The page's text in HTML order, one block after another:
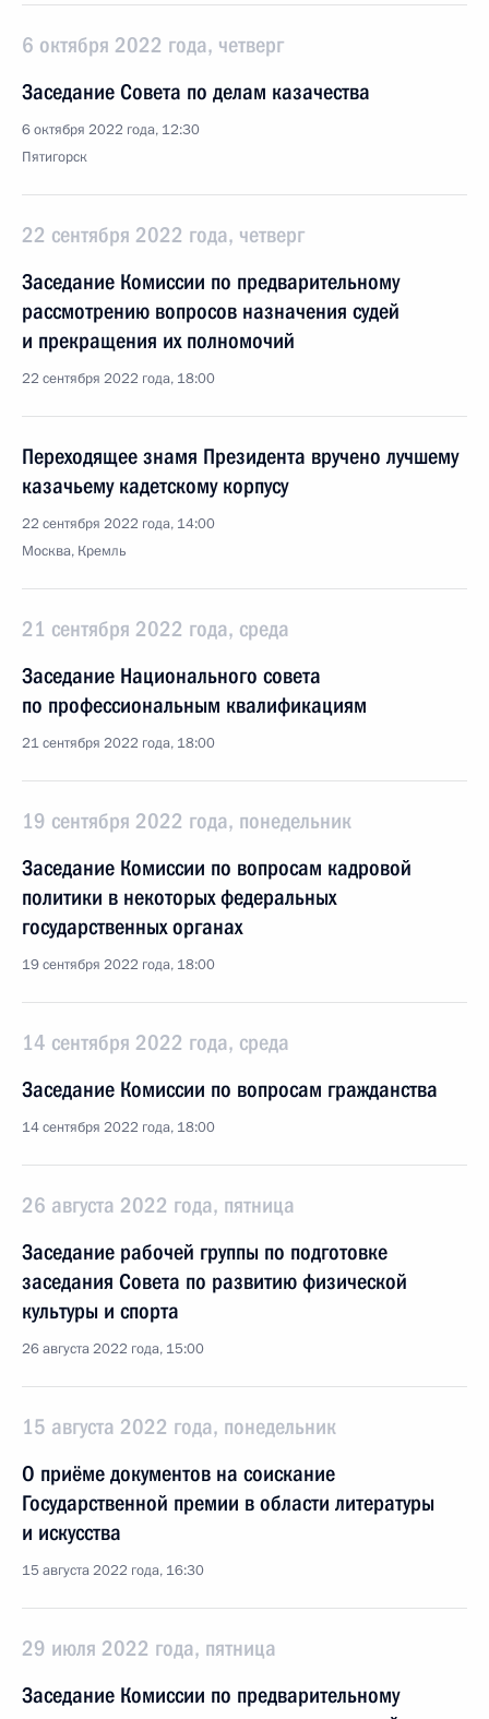
6 октября 2022 года, четверг
Заседание Совета по делам казачества
6 октября 2022 года, 12:30
Пятигорск
22 сентября 2022 года, четверг
Заседание Комиссии по предварительному
рассмотрению вопросов назначения судей
и прекращения их полномочий
22 сентября 2022 года, 18:00
Переходящее знамя Президента вручено лучшему
казачьему кадетскому корпусу
22 сентября 2022 года, 14:00
Москва, Кремль
21 сентября 2022 года, среда
Заседание Национального совета
по профессиональным квалификациям
21 сентября 2022 года, 18:00
19 сентября 2022 года, понедельник
Заседание Комиссии по вопросам кадровой
политики в некоторых федеральных
государственных органах
19 сентября 2022 года, 18:00
14 сентября 2022 года, среда
Заседание Комиссии по вопросам гражданства
14 сентября 2022 года, 18:00
26 августа 2022 года, пятница
Заседание рабочей группы по подготовке
заседания Совета по развитию физической
культуры и спорта
26 августа 2022 года, 15:00
15 августа 2022 года, понедельник
О приёме документов на соискание
Государственной премии в области литературы
и искусства
15 августа 2022 года, 16:30
29 июля 2022 года, пятница
Заседание Комиссии по предварительному